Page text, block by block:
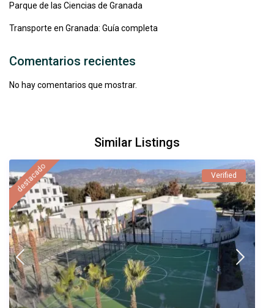
Parque de las Ciencias de Granada
Transporte en Granada: Guía completa
Comentarios recientes
No hay comentarios que mostrar.
Similar Listings
destacado Verified